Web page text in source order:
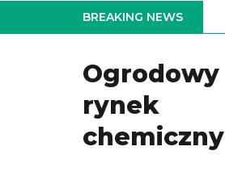
to
BREAKING NEWS
Ogrodowy
rynek
chemiczny